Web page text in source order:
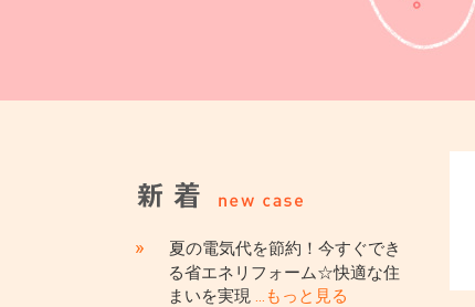
»
夏の電気代を節約！今すぐでき
る省エネリフォーム☆快適な住
まいを実現…もっと見る